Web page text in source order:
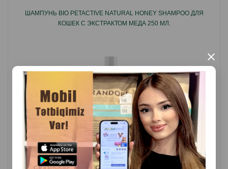
×
ШАМПУНЬ BIO PETACTIVE NATURAL HONEY SHAMPOO ДЛЯ
КОШЕК С ЭКСТРАКТОМ МЕДА 250 МЛ.